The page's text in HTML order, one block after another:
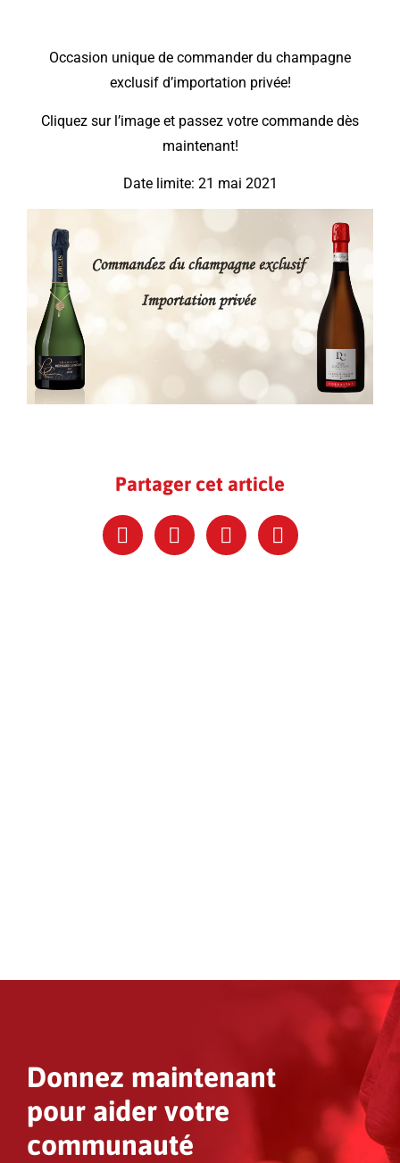
Occasion unique de commander du champagne
exclusif d’importation privée!
Cliquez sur l’image et passez votre commande dès
maintenant!
Date limite: 21 mai 2021
Partager cet article
Donnez maintenant
pour aider votre
communauté